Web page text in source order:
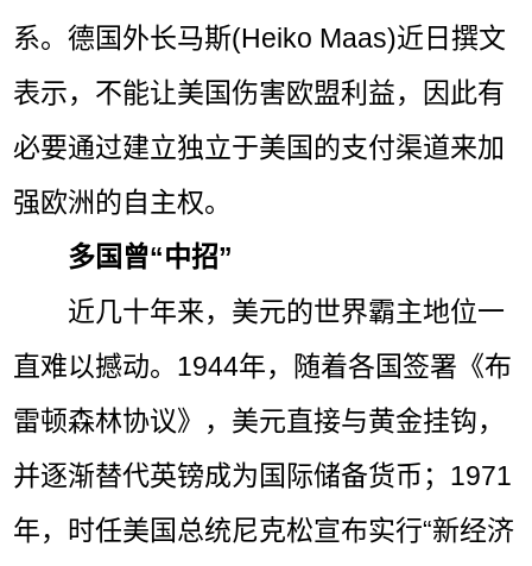
系。德国外长马斯(Heiko Maas)近日撰文
表示，不能让美国伤害欧盟利益，因此有
必要通过建立独立于美国的支付渠道来加
强欧洲的自主权。
多国曾“中招”
近几十年来，美元的世界霸主地位一
直难以撼动。1944年，随着各国签署《布
雷顿森林协议》，美元直接与黄金挂钩，
并逐渐替代英镑成为国际储备货币；1971
年，时任美国总统尼克松宣布实行“新经济